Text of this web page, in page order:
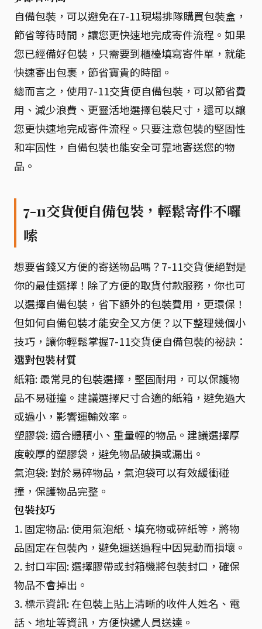
自備包裝，可以避免在7-11現場排隊購買包裝盒，
節省等待時間，讓您更快速地完成寄件流程。如果
您已經備好包裝，只需要到櫃檯填寫寄件單，就能
快速寄出包裹，節省寶貴的時間。
總而言之，使用7-11交貨便自備包裝，可以節省費
用、減少浪費、更靈活地選擇包裝尺寸，還可以讓
您更快速地完成寄件流程。只要注意包裝的堅固性
和牢固性，自備包裝也能安全可靠地寄送您的物
品。
7-11交貨便自備包裝，輕鬆寄件不囉
嗦
想要省錢又方便的寄送物品嗎？7-11交貨便絕對是
你的最佳選擇！除了方便的取貨付款服務，你也可
以選擇自備包裝，省下額外的包裝費用，更環保！
但如何自備包裝才能安全又方便？以下整理幾個小
技巧，讓你輕鬆掌握7-11交貨便自備包裝的祕訣：
選對包裝材質
紙箱: 最常見的包裝選擇，堅固耐用，可以保護物
品不易碰撞。建議選擇尺寸合適的紙箱，避免過大
或過小，影響運輸效率。
塑膠袋: 適合體積小、重量輕的物品。建議選擇厚
度較厚的塑膠袋，避免物品破損或漏出。
氣泡袋: 對於易碎物品，氣泡袋可以有效緩衝碰
撞，保護物品完整。
包裝技巧
1. 固定物品: 使用氣泡紙、填充物或碎紙等，將物
品固定在包裝內，避免運送過程中因晃動而損壞。
2. 封口牢固: 選擇膠帶或封箱機將包裝封口，確保
物品不會掉出。
3. 標示資訊: 在包裝上貼上清晰的收件人姓名、電
話、地址等資訊，方便快遞人員送達。